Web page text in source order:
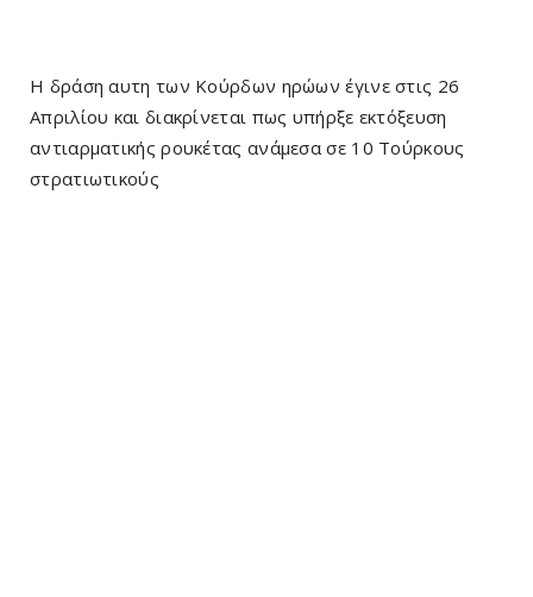
Η δράση αυτη των Κούρδων ηρώων έγινε στις 26
Απριλίου και διακρίνεται πως υπήρξε εκτόξευση
αντιαρματικής ρουκέτας ανάμεσα σε 10 Τούρκους
στρατιωτικούς